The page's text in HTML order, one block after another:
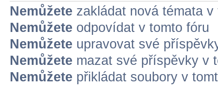
Nemůžete zakládat nová témata v
Nemůžete odpovídat v tomto fóru
Nemůžete upravovat své
Nemůžete mazat své příspěvky v
Nemůžete přikládat soubory v